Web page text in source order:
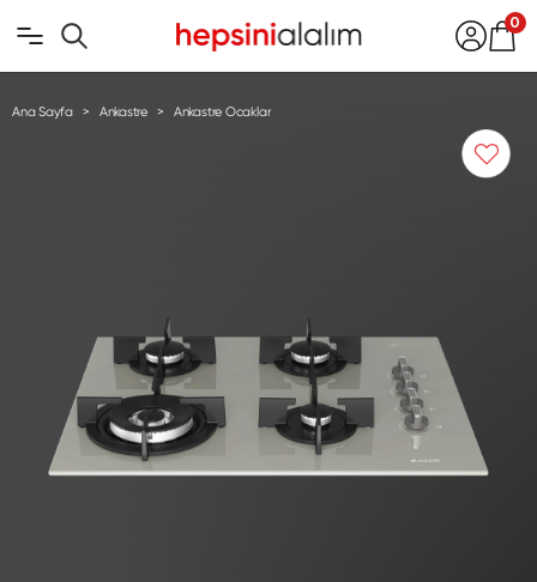
0
Ana Sayfa Ankastre Ankastre Ocaklar